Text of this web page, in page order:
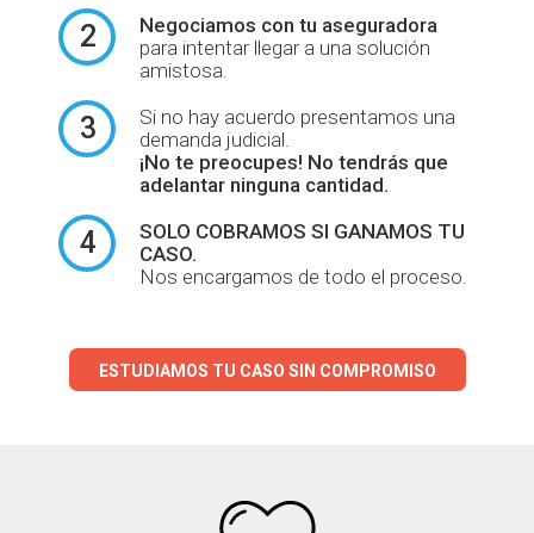
2
Negociamos con tu aseguradora
para intentar llegar a una solución
amistosa.
3
Si no hay acuerdo presentamos una
demanda judicial.
¡No te preocupes! No tendrás que
adelantar ninguna cantidad.
4 SOLO COBRAMOS SI GANAMOS TU
CASO.
Nos encargamos de todo el proceso.
ESTUDIAMOS TU CASO SIN COMPROMISO